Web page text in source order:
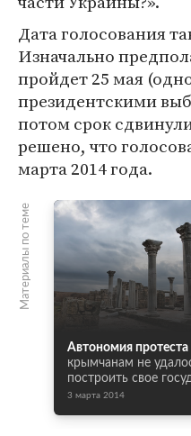
Дата голосования
Изначально
пройдет 25 мая
президентскими
потом срок
решено, что
марта 2014 года.
Материалы по теме
Автономия протеста
крымчанам не
построить свое
3 марта 2014